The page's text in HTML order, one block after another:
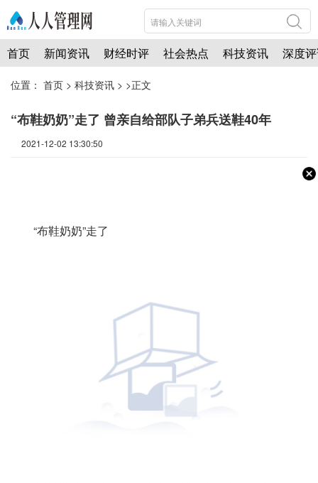
首页 新闻资讯 财经时评 社会热点 科技资讯 深度
位置： 首页 > 科技资讯 > >正文
“布鞋奶奶”走了 曾亲自给部队子弟兵送鞋40年
2021-12-02 13:30:50
“布鞋奶奶”走了